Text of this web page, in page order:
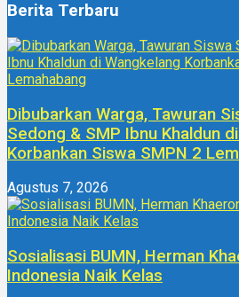
Berita Terbaru
Dibubarkan Warga, Tawuran
Sedong & SMP Ibnu Khaldun
Korbankan Siswa SMPN 2
Agustus 7, 2026
Sosialisasi BUMN, Herman
Indonesia Naik Kelas